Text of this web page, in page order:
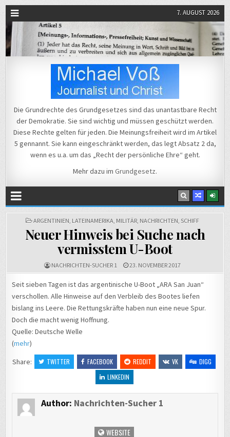
7. AUGUST 2026
Michael Voß
Die Grundrechte des Grundgesetzes sind das unantastbare Recht
der Demokratie. Sie sind wichtig und müssen geschützt werden.
Diese Rechte gelten für jeden. Die Meinungsfreiheit wird im Artikel
5 gennannt. Sie kann eingeschränkt werden, das legt Absatz 2 da,
wenn es u.a. um das „Recht der persönliche Ehre“ geht.
Mehr dazu im Grundgesetz.
POSTED
ARGENTINIEN, LATEINAMERIKA, MILITÄR, NACHRICHTEN, SCHIFF
Neuer Hinweis bei Suche nach
vermisstem U-Boot
NACHRICHTEN-SUCHER 1 23. NOVEMBER 2017
Seit sieben Tagen ist das argentinische U-Boot „ARA San Juan“
verschollen. Alle Hinweise auf den Verbleib des Bootes liefen
bislang ins Leere. Die Rettungskräfte haben nun eine neue Spur.
Doch die macht wenig Hoffnung.
Quelle: Deutsche Welle
(mehr)
Share:
TWITTER FACEBOOK REDDIT VK
DIGG
LINKEDIN
Author: Nachrichten-Sucher 1
WEBSITE